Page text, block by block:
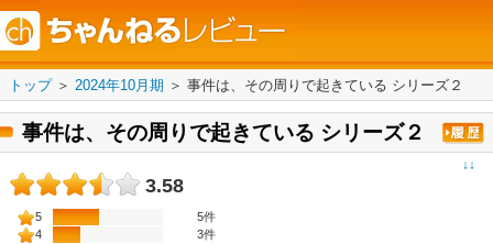
トップ＞ 2024年10月期 ＞ 事件は、その周りで起きている シリーズ２
事件は、その周りで起きている シリーズ２
↓↓
3.58
5
5件
4
3件